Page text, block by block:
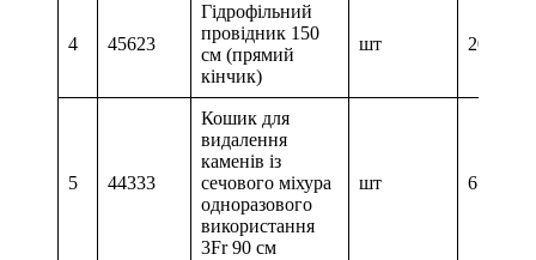
4 45623
Гідрофільний
провідник 150
см (прямий
кінчик)
шт 20
5 44333
Кошик для
видалення
каменів із
сечового міхура
одноразового
використання
3Fr 90 см
шт 6